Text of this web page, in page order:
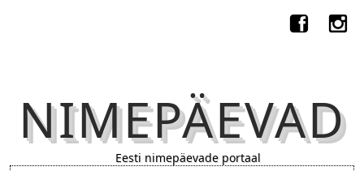
NIMEPÄEVAD
Eesti nimepäevade portaal